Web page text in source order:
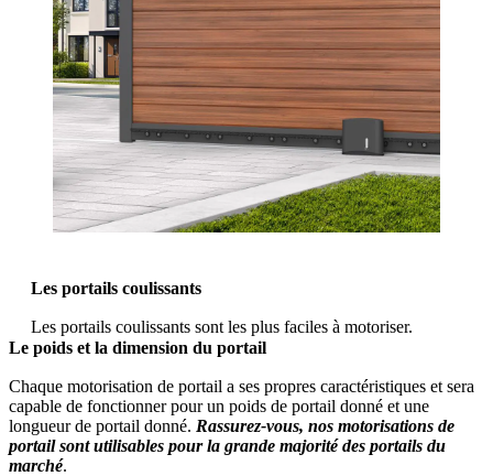
Les portails coulissants
Les portails coulissants sont les plus faciles à motoriser.
Le poids et la dimension du portail
Chaque motorisation de portail a ses propres caractéristiques et sera
capable de fonctionner pour un poids de portail donné et une
longueur de portail donné. Rassurez-vous, nos motorisations de
portail sont utilisables pour la grande majorité des portails du
marché.